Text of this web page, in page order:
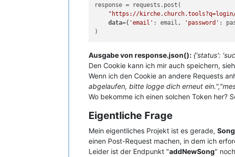
response = requests.post(
"https://kirche.church.tools?q=login/
data={ 'email' : email, 'password' :
Ausgabe von response.json(): {'status':
Den Cookie kann ich mir auch speichern,
Wenn ich den Cookie an andere Requests
abgelaufen, bitte logge dich erneut
Wo bekomme ich einen solchen Token her?
Eigentliche Frage
Mein eigentliches Projekt ist es gerade,
einen Post-Request machen, in dem ich
Leider ist der Endpunkt "addNewSong"